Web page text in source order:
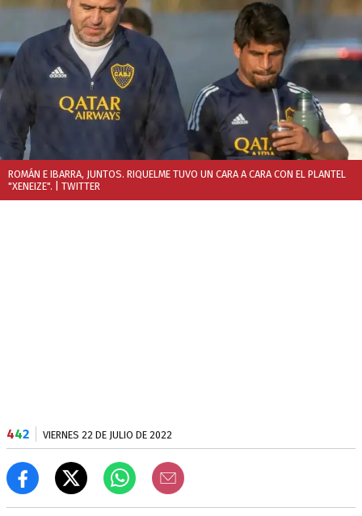
ROMÁN E IBARRA, JUNTOS. RIQUELME TUVO UN CARA A CARA CON EL PLANTEL
"XENEIZE". | TWITTER
442 VIERNES 22 DE JULIO DE 2022